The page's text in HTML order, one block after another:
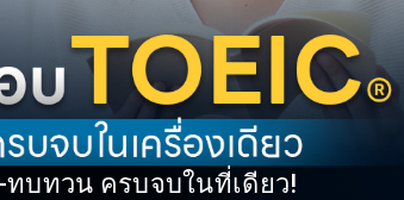
ทบทวน ครบจบในที่เดียว!